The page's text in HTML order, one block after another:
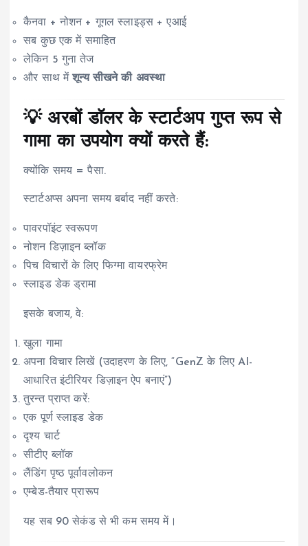
कैनवा + नोशन + गूगल स्लाइड्स + एआई
सब कुछ एक में समाहित
लेकिन 5 गुना तेज
और साथ मेंशून्य सीखने की अवस्था
💡 अरबों डॉलर के स्टार्टअप गुप्त रूप से
गामा का उपयोग क्यों करते हैं:
क्योंकि समय = पैसा.
स्टार्टअप्स अपना समय बर्बाद नहीं करते:
पावरपॉइंट स्वरूपण
नोशन डिज़ाइन ब्लॉक
पिच विचारों के लिए फिग्मा वायरफ्रेम
स्लाइड डेक ड्रामा
इसके बजाय, वे:
खुला गामा
अपना विचार लिखें (उदाहरण के लिए, “GenZ के लिए AI-
आधारित इंटीरियर डिज़ाइन ऐप बनाएं”)
तुरन्त प्राप्त करें:
एक पूर्ण स्लाइड डेक
दृश्य चार्ट
सीटीए ब्लॉक
लैंडिंग पृष्ठ पूर्वावलोकन
एम्बेड-तैयार प्रारूप
यह सब 90 सेकंड से भी कम समय में।